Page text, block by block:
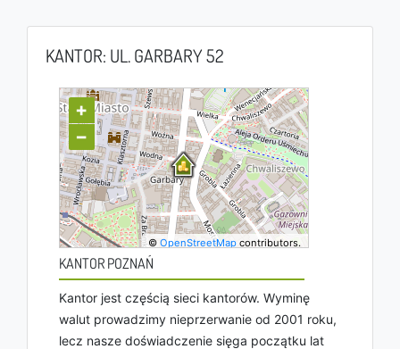
KANTOR: UL. GARBARY 52
+
−
©OpenStreetMap contributors.
KANTOR POZNAŃ
Kantor jest częścią sieci kantorów. Wyminę
walut prowadzimy nieprzerwanie od 2001 roku,
lecz nasze doświadczenie sięga początku lat